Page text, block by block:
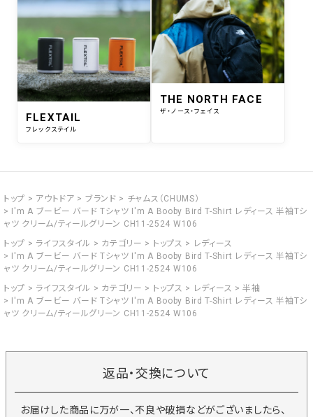
FLEXTAIL
フレックステイル
THE NORTH FACE
ザ・ノース・フェイス
トップ アウトドア ブランド
チャムス（CHUMS）
I'm A ブービー バード Tシャツ I'm A Booby Bird T-Shirt レディース 半袖Tシ
ャツ クリーム/ティールグリーン CH11-2524 W106
トップ
ライフスタイル カテゴリー トップス
レディース
I'm A ブービー バード Tシャツ I'm A Booby Bird T-Shirt レディース 半袖Tシ
ャツ クリーム/ティールグリーン CH11-2524 W106
トップ
ライフスタイル カテゴリー トップス レディース
半袖
I'm A ブービー バード Tシャツ I'm A Booby Bird T-Shirt レディース 半袖Tシ
ャツ クリーム/ティールグリーン CH11-2524 W106
返品・交換について
お届けした商品に万が一、不良や破損などがございましたら、